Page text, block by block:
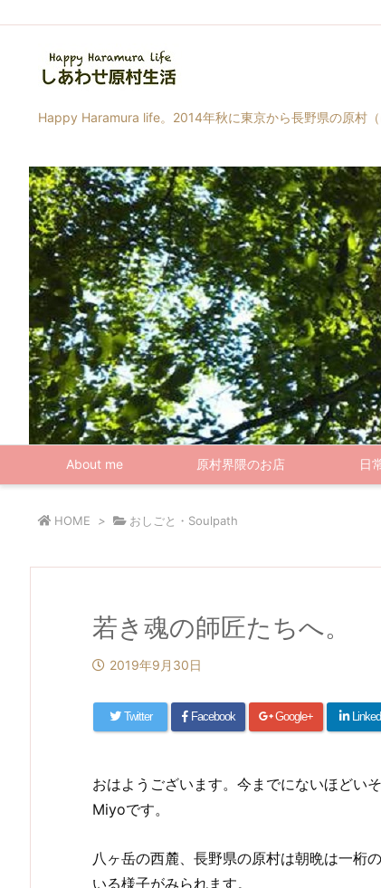
Happy Haramura life。2014年秋に東京から長野県の原村
About me 原村界隈のお店 日
HOME > おしごと・Soulpath
若き魂の師匠たちへ。
2019年9月30日
Twitter Facebook Google+
おはようございます。今までにないほどい
Miyoです。
八ヶ岳の西麓、長野県の原村は朝晩は一桁
いる様子がみられます。